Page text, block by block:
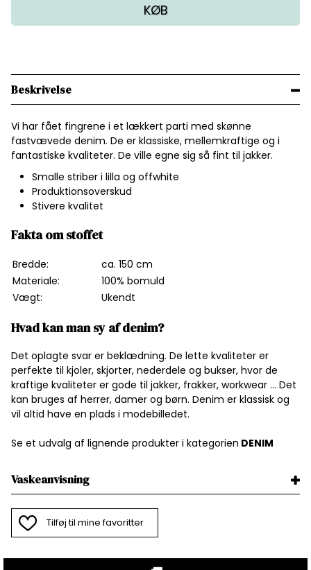
KØB
Beskrivelse
Vi har fået fingrene i et lækkert parti med skønne
fastvævede denim. De er klassiske, mellemkraftige og i
fantastiske kvaliteter. De ville egne sig så fint til jakker.
Smalle striber i lilla og offwhite
Produktionsoverskud
Stivere kvalitet
Fakta om stoffet
Bredde:
ca. 150 cm
Materiale:
100% bomuld
Vægt:
Ukendt
Hvad kan man sy af denim?
Det oplagte svar er beklædning. De lette kvaliteter er
perfekte til kjoler, skjorter, nederdele og bukser, hvor de
kraftige kvaliteter er gode til jakker, frakker, workwear ... Det
kan bruges af herrer, damer og børn. Denim er klassisk og
vil altid have en plads i modebilledet.
Se et udvalg af lignende produkter i kategorien DENIM
Vaskeanvisning
Tilføj til mine favoritter